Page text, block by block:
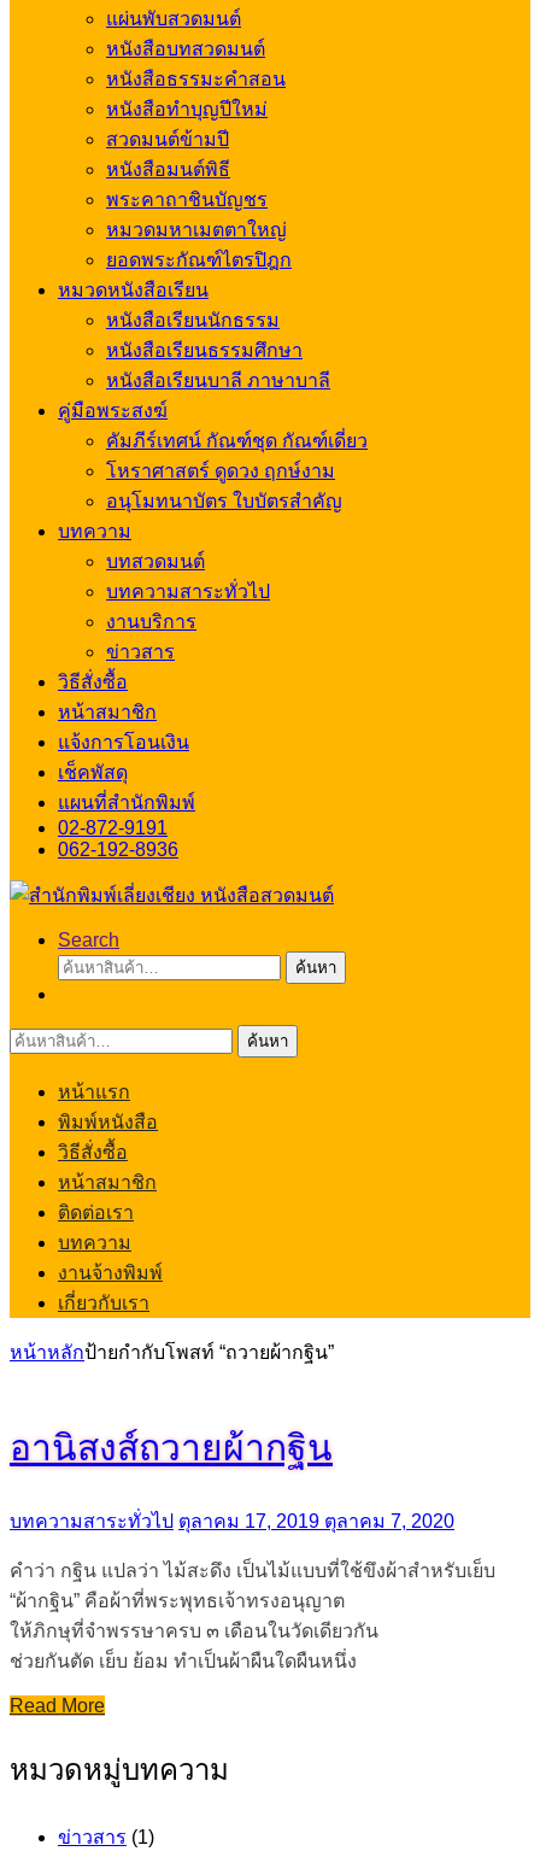
แผ่นพับสวดมนต์
หนังสือบทสวดมนต์
หนังสือธรรมะคำสอน
หนังสือทำบุญปีใหม่
สวดมนต์ข้ามปี
หนังสือมนต์พิธี
พระคาถาชินบัญชร
หมวดมหาเมตตาใหญ่
ยอดพระกัณฑ์ไตรปิฎก
หมวดหนังสือเรียน
หนังสือเรียนนักธรรม
หนังสือเรียนธรรมศึกษา
หนังสือเรียนบาลี ภาษาบาลี
คู่มือพระสงฆ์
คัมภีร์เทศน์ กัณฑ์ชุด กัณฑ์เดี่ยว
โหราศาสตร์ ดูดวง ฤกษ์งาม
อนุโมทนาบัตร ใบบัตรสำคัญ
บทความ
บทสวดมนต์
บทความสาระทั่วไป
งานบริการ
ข่าวสาร
วิธีสั่งซื้อ
หน้าสมาชิก
แจ้งการโอนเงิน
เช็คพัสดุ
แผนที่สำนักพิมพ์
02-872-9191
062-192-8936
Search
ค้นหา:
ค้นหา
ค้นหา: ค้นหา
หน้าแรก
พิมพ์หนังสือ
วิธีสั่งซื้อ
หน้าสมาชิก
ติดต่อเรา
บทความ
งานจ้างพิมพ์
เกี่ยวกับเรา
หน้าหลักป้ายกำกับโพสท์ “ถวายผ้ากฐิน”
อานิสงส์ถวายผ้ากฐิน
บทความสาระทั่วไป ตุลาคม 17, 2019 ตุลาคม 7, 2020
คำว่า กฐิน แปลว่า ไม้สะดึง เป็นไม้แบบที่ใช้ขึงผ้าสำหรับเย็บ
“ผ้ากฐิน” คือผ้าที่พระพุทธเจ้าทรงอนุญาต
ให้ภิกษุที่จำพรรษาครบ ๓ เดือนในวัดเดียวกัน
ช่วยกันตัด เย็บ ย้อม ทำเป็นผ้าผืนใดผืนหนึ่ง
Read More
หมวดหมู่บทความ
ข่าวสาร (1)